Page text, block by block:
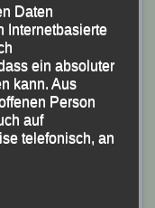
Daten
Internetbasierte
ein absoluter
kann. Aus
Person
auf
telefonisch, an